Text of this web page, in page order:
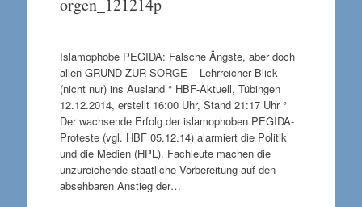
orgen_121214p
Islamophobe PEGIDA: Falsche Ängste, aber doch
allen GRUND ZUR SORGE – Lehrreicher Blick
(nicht nur) ins Ausland ° HBF-Aktuell, Tübingen
12.12.2014, erstellt 16:00 Uhr, Stand 21:17 Uhr °
Der wachsende Erfolg der islamophoben PEGIDA-
Proteste (vgl. HBF 05.12.14) alarmiert die Politik
und die Medien (HPL). Fachleute machen die
unzureichende staatliche Vorbereitung auf den
absehbaren Anstieg der…